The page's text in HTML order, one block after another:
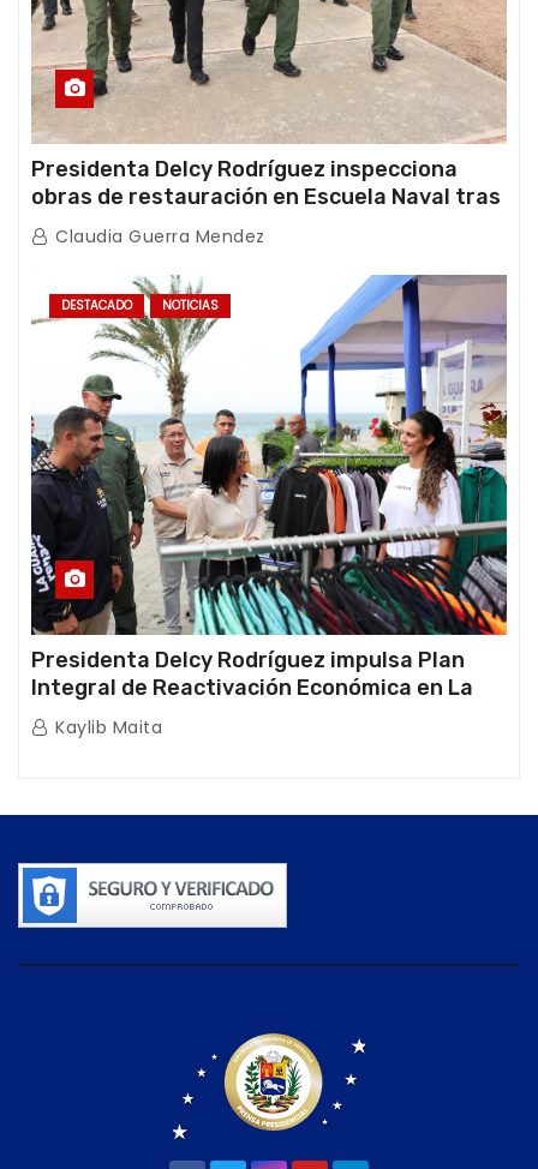
Presidenta Delcy Rodríguez inspecciona
obras de restauración en Escuela Naval tras
afectaciones sísmicas en La Guaira
Claudia Guerra Mendez
DESTACADO NOTICIAS
Presidenta Delcy Rodríguez impulsa Plan
Integral de Reactivación Económica en La
Guaira
Kaylib Maita